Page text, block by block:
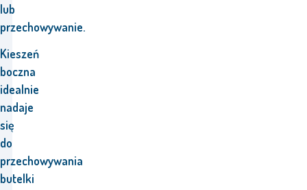
lub
przechowywanie.
Kieszeń
boczna
idealnie
nadaje
się
do
przechowywania
butelki